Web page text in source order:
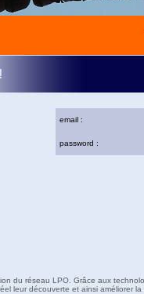
email :
password :
du réseau LPO. Grâce aux
leur découverte et ainsi améliorer